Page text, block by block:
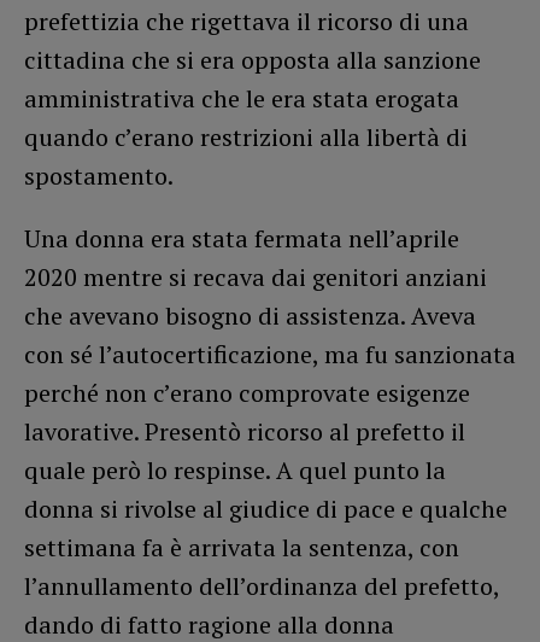
prefettizia che rigettava il ricorso di una
cittadina che si era opposta alla sanzione
amministrativa che le era stata erogata
quando c’erano restrizioni alla libertà di
spostamento.
Una donna era stata fermata nell’aprile
2020 mentre si recava dai genitori anziani
che avevano bisogno di assistenza. Aveva
con sé l’autocertificazione, ma fu sanzionata
perché non c’erano comprovate esigenze
lavorative. Presentò ricorso al prefetto il
quale però lo respinse. A quel punto la
donna si rivolse al giudice di pace e qualche
settimana fa è arrivata la sentenza, con
l’annullamento dell’ordinanza del prefetto,
dando di fatto ragione alla donna